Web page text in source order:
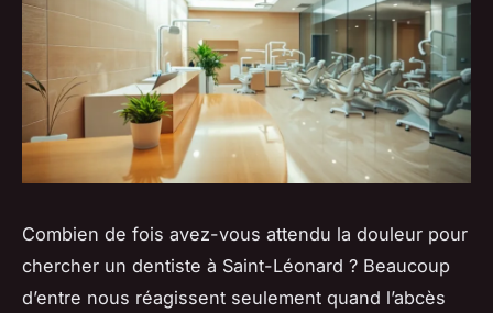
Combien de fois avez-vous attendu la douleur pour
chercher un dentiste à Saint-Léonard ? Beaucoup
d’entre nous réagissent seulement quand l’abcès